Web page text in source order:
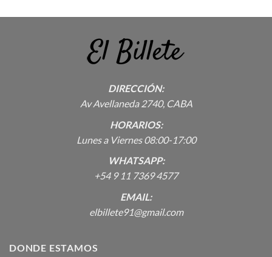
DIRECCIÓN:
Av Avellaneda 2740, CABA
HORARIOS:
Lunes a Viernes 08:00-17:00
WHATSAPP:
+54 9 11 7369 4577
EMAIL:
elbillete91@gmail.com
DONDE ESTAMOS